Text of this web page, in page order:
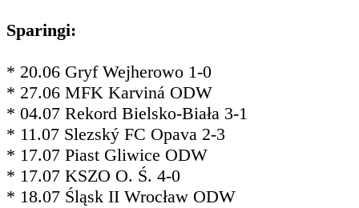
Sparingi:
* 20.06 Gryf Wejherowo 1-0
* 27.06 MFK Karviná ODW
* 04.07 Rekord Bielsko-Biała 3-1
* 11.07 Slezský FC Opava 2-3
* 17.07 Piast Gliwice ODW
* 17.07 KSZO O. Ś. 4-0
* 18.07 Śląsk II Wrocław ODW